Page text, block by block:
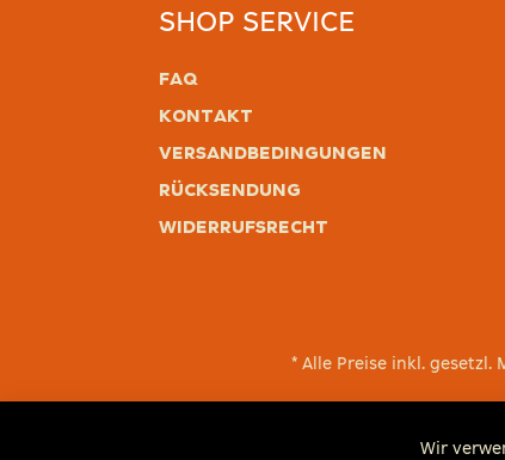
SHOP SERVICE
FAQ
Kontakt
Versandbedingungen
Rücksendung
Widerrufsrecht
* Alle Preise inkl. gesetzl.
Wir